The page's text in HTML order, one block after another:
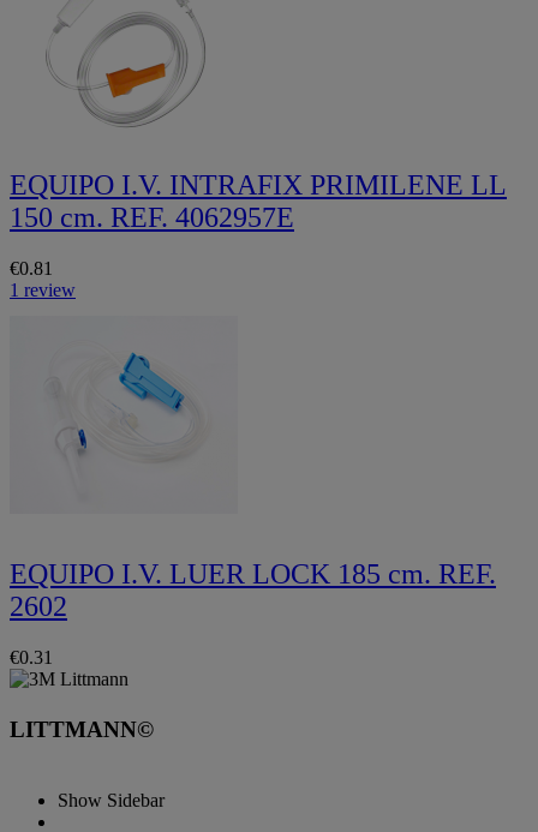
EQUIPO I.V. INTRAFIX PRIMILENE LL
150 cm. REF. 4062957E
€0.81
1 review
EQUIPO I.V. LUER LOCK 185 cm. REF.
2602
€0.31
LITTMANN©
Show Sidebar